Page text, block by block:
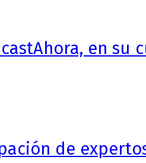
Ahora, en su
de